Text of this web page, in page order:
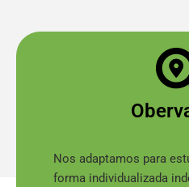
Nos adaptamos para
forma individualizada